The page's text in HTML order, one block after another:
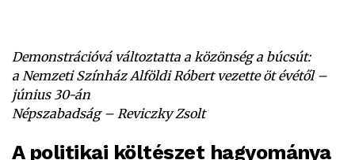
Demonstrációvá változtatta a közönség a búcsút:
a Nemzeti Színház Alföldi Róbert vezette öt évétől –
június 30-án
Népszabadság – Reviczky Zsolt
A politikai költészet hagyománya